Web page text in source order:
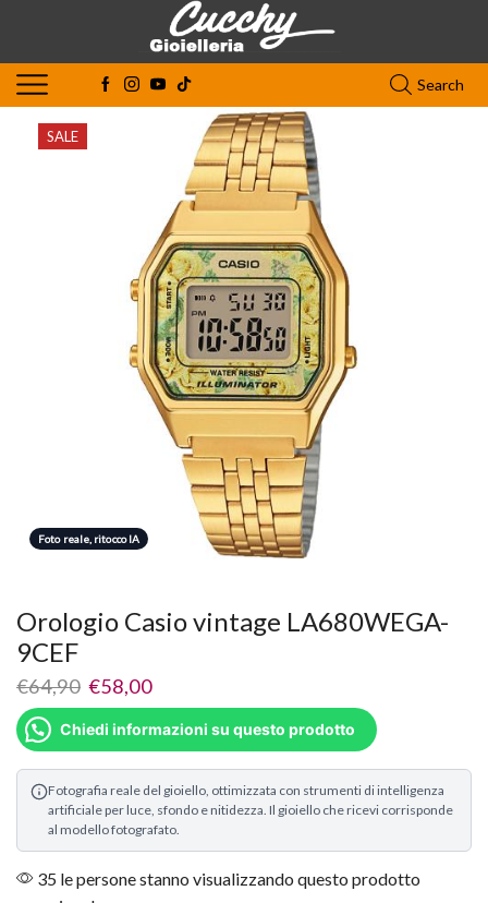
Search
SALE
Foto reale, ritocco IA
Orologio Casio vintage LA680WEGA-
9CEF
€64,90 €58,00
Chiedi informazioni su questo prodotto
Fotografia reale del gioiello, ottimizzata con strumenti di intelligenza
artificiale per luce, sfondo e nitidezza. Il gioiello che ricevi corrisponde
al modello fotografato.
35 le persone stanno visualizzando questo prodotto